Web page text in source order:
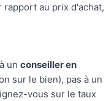
rapport au prix d'achat,
un conseiller en
sur le bien), pas à un
vous sur le taux